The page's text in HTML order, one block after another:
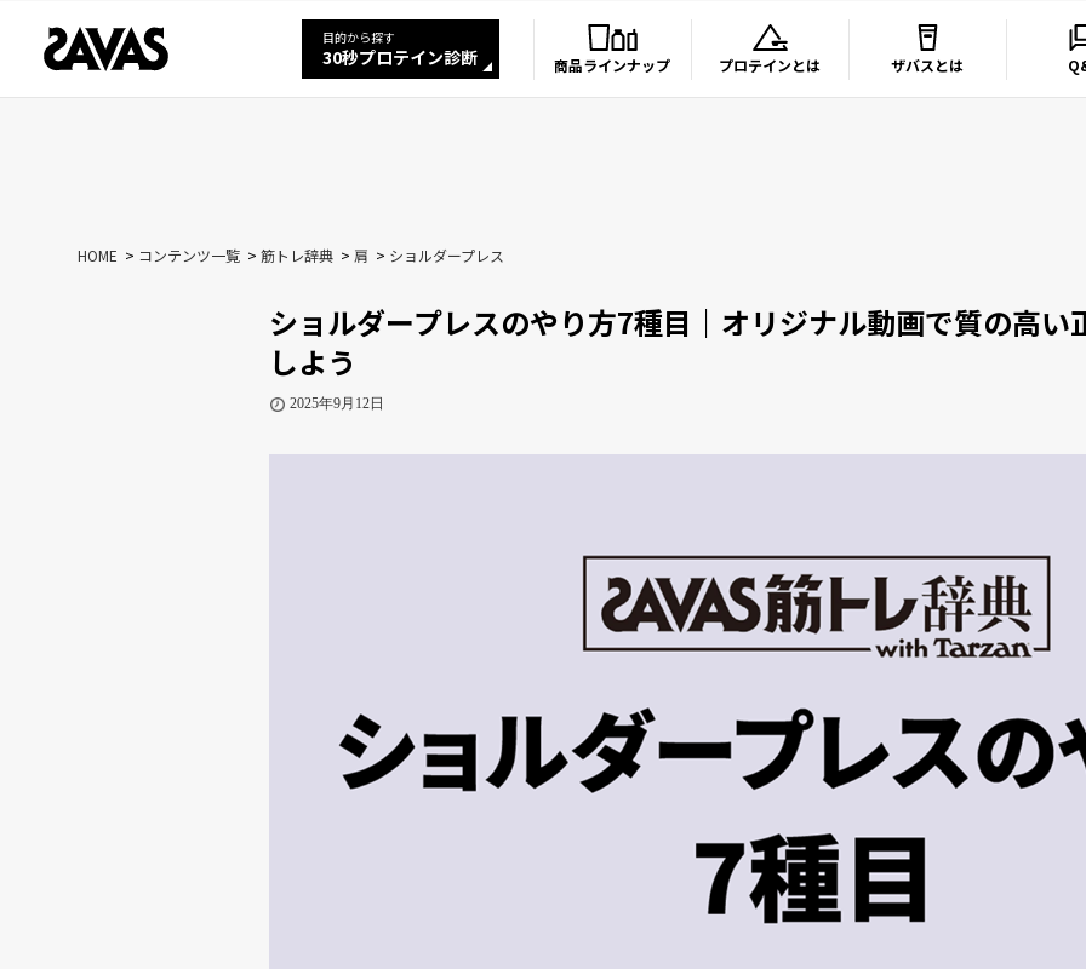
目的から探す
30秒プロテイン診断 商品ラインナップ プロテインとは ザバスとは
HOME コンテンツ一覧 筋トレ辞典 肩 ショルダープレス
ショルダープレスのやり方7種目｜オリジナル動画で質の高い
しよう
2025年9月12日